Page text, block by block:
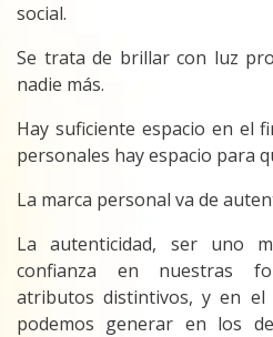
social.
Se trata de brillar con luz
nadie más.
Hay suficiente espacio en el
personales hay espacio para
La marca personal va de
La autenticidad, ser uno
confianza en nuestras
atributos distintivos, y en el
podemos generar en los